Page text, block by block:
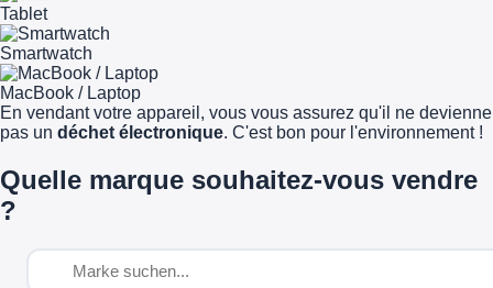
Tablet
Smartwatch
MacBook / Laptop
En vendant votre appareil, vous vous assurez qu'il ne devienne
pas un déchet électronique. C'est bon pour l'environnement !
Quelle marque souhaitez-vous vendre
?